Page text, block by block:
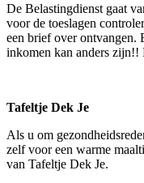
De Belastingdienst gaat
voor de toeslagen
een brief over ontvangen.
inkomen kan anders zijn!!
Tafeltje Dek Je
Als u om
zelf voor een warme
van Tafeltje Dek Je.